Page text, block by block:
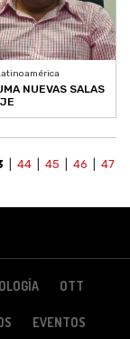
NUEVAS SALAS
44| 45 46
47
OTT
EVENTOS